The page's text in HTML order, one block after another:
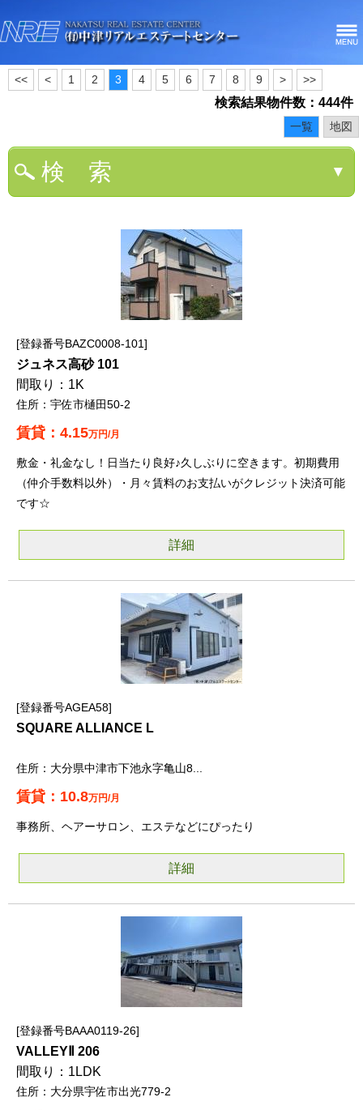
<< < 1 2 3 4 5 6 7 8 9 > >>
検索結果物件数：444件
地図
一覧
検 索 ▼
登録番号BAZC0008-101
ジュネス高砂 101
1K
宇佐市樋田50-2
4.15万円/月
敷金・礼金なし！日当たり良好♪久しぶりに空きます。初期費用
（仲介手数料以外）・月々賃料のお支払いがクレジット決済可能
です☆
詳細
登録番号AGEA58
SQUARE ALLIANCE L
大分県中津市下池永字亀山8...
10.8万円/月
事務所、ヘアーサロン、エステなどにぴったり
詳細
登録番号BAAA0119-26
VALLEYⅡ 206
1LDK
大分県宇佐市出光779-2